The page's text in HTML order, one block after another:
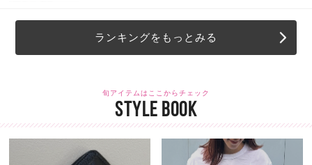
ランキングをもっとみる
旬アイテムはここからチェック
STYLE BOOK